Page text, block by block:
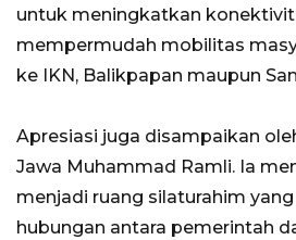
untuk meningkatkan
mempermudah mobilitas
ke IKN, Balikpapan maupun
Apresiasi juga disampaikan
Jawa Muhammad Ramli. Ia
menjadi ruang silaturahim
hubungan antara pemerintah